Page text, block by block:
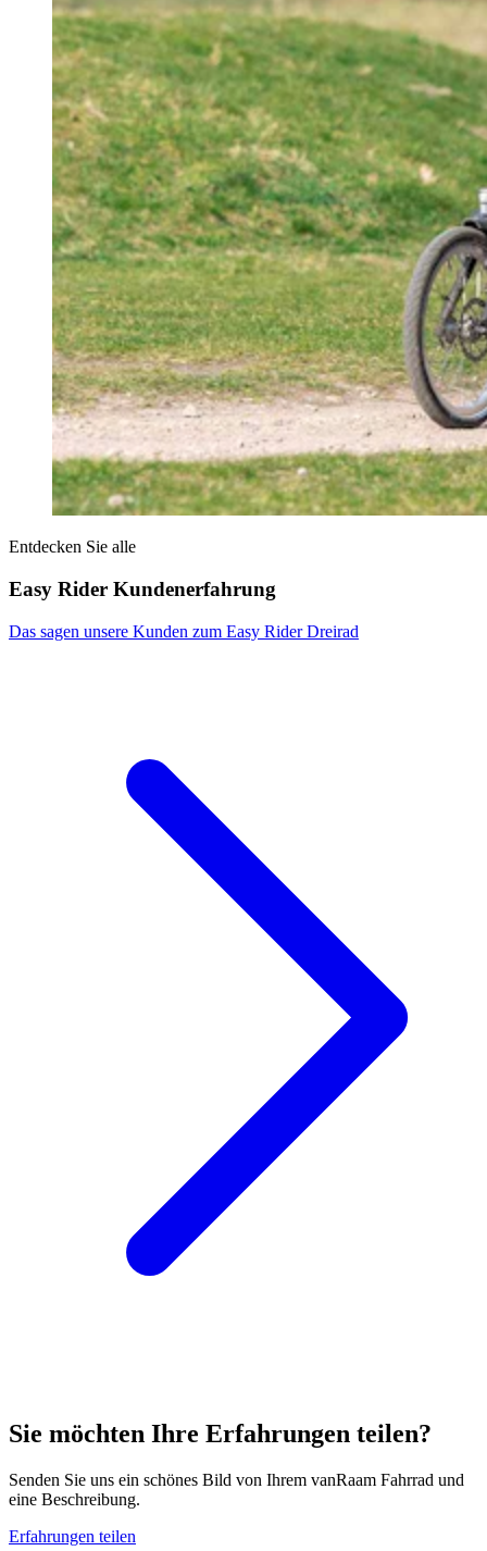
Entdecken Sie alle
Easy Rider Kundenerfahrung
Das sagen unsere Kunden zum Easy Rider Dreirad
Sie möchten Ihre Erfahrungen teilen?
Senden Sie uns ein schönes Bild von Ihrem vanRaam Fahrrad und
eine Beschreibung.
Erfahrungen teilen